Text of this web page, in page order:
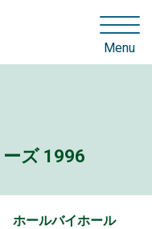
Menu
ズ 1996
ホールバイホール